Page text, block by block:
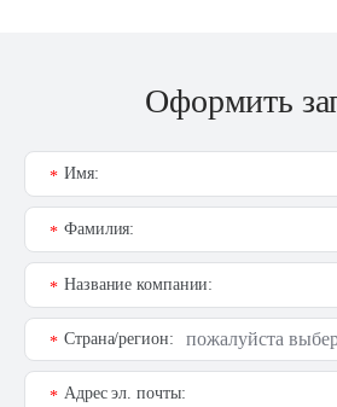
Оформить
Имя:
*
Фамилия:
*
Название компании:
*
Страна/регион:
*
Адрес эл. почты:
*